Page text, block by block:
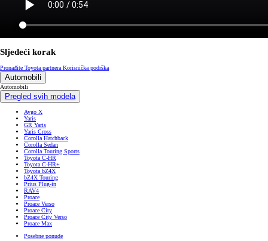
Sljedeći korak
Pronađite Toyota partnera Korisnička podrška
Automobili
Automobili
Pregled svih modela
Aygo X
Yaris
GR Yaris
Yaris Cross
Corolla Hatchback
Corolla Sedan
Corolla Touring Sports
Toyota C-HR
Toyota C-HR+
Toyota bZ4X
bZ4X Touring
Prius Plug-in
RAV4
Proace
Proace Verso
Proace City
Proace City Verso
Proace Max
Posebne ponude